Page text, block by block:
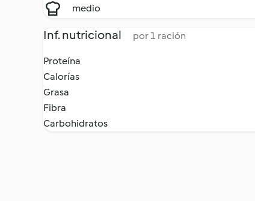
medio
Inf. nutricional por 1 ración
Proteína
Calorías
Grasa
Fibra
Carbohidratos